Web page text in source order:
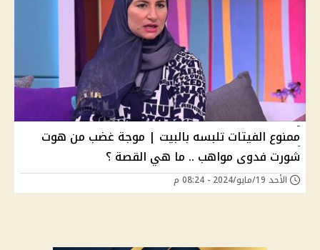
ممنوع الفيتات تلبسه بالبيت | موجة غضب من هوت
شورت فدوى مواهب .. ما هي القصة ؟
الأحد 19/مايو/2024 - 08:24 م